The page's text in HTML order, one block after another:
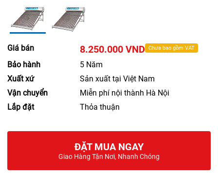
Giá bán 8.250.000 VND Chưa bao gồm VAT
Bảo hành
5 Năm
Xuất xứ
Sản xuất tại Việt Nam
Vận chuyển
Miễn phí nội thành Hà Nội
Lắp đặt
Thỏa thuận
ĐẶT MUA NGAY
Giao Hàng Tận Nơi, Nhanh Chóng